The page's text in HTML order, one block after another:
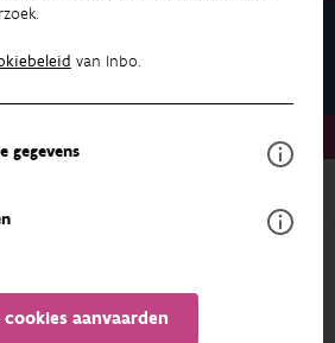
van Inbo.
gegevens
cookies aanvaarden